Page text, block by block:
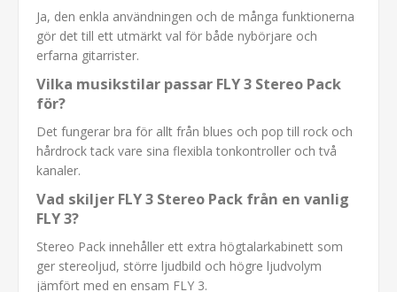
Ja, den enkla användningen och de många funktionerna
gör det till ett utmärkt val för både nybörjare och
erfarna gitarrister.
Vilka musikstilar passar FLY 3 Stereo Pack
för?
Det fungerar bra för allt från blues och pop till rock och
hårdrock tack vare sina flexibla tonkontroller och två
kanaler.
Vad skiljer FLY 3 Stereo Pack från en vanlig
FLY 3?
Stereo Pack innehåller ett extra högtalarkabinett som
ger stereoljud, större ljudbild och högre ljudvolym
jämfört med en ensam FLY 3.